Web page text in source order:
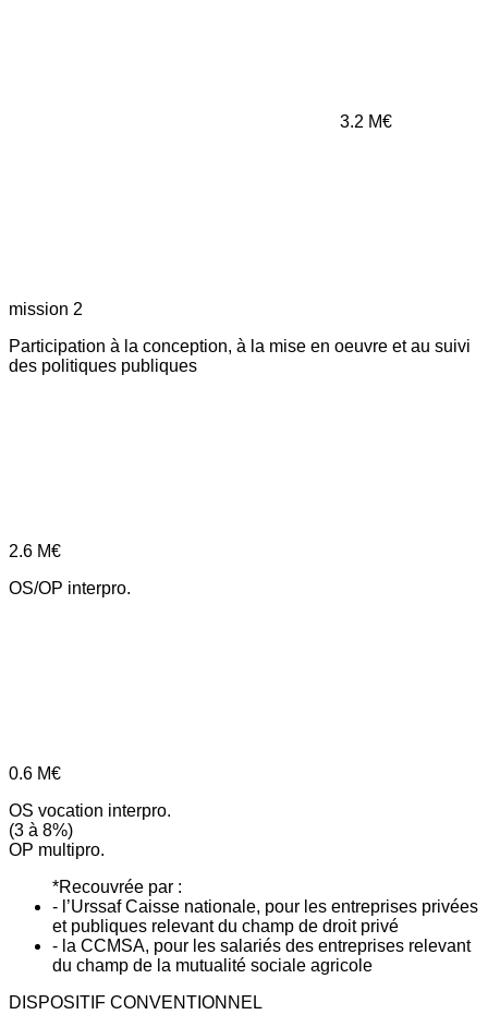
3.2 M€
mission 2
Participation à la conception, à la mise en oeuvre et au suivi
des politiques publiques
2.6 M€
OS/OP interpro.
0.6 M€
OS vocation interpro.
(3 à 8%)
OP multipro.
*Recouvrée par :
- l’Urssaf Caisse nationale, pour les entreprises privées
et publiques relevant du champ de droit privé
- la CCMSA, pour les salariés des entreprises relevant
du champ de la mutualité sociale agricole
DISPOSITIF CONVENTIONNEL